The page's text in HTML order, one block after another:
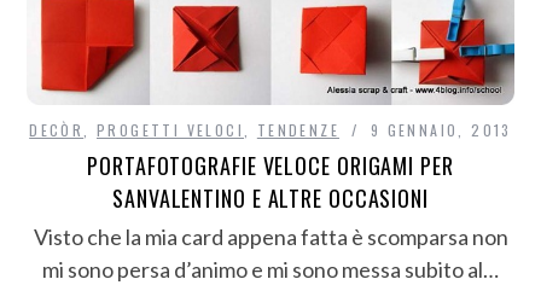
DECÒR PROGETTI VELOCI TENDENZE 9 GENNAIO, 2013
PORTAFOTOGRAFIE VELOCE ORIGAMI PER
SANVALENTINO E ALTRE OCCASIONI
Visto che la mia card appena fatta è scomparsa non
mi sono persa d’animo e mi sono messa subito al…